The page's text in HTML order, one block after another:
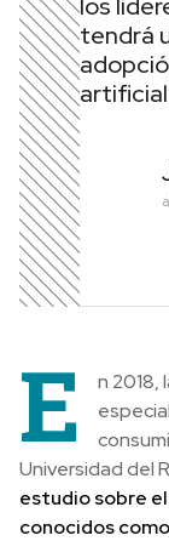
tendrá
E
n 2018,
Universidad del
estudio sobre
conocidos